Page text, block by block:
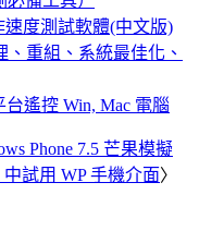
速度測試軟體(中文版)
、重組、系統最佳化、
遙控 Win, Mac 電腦
Phone 7.5 芒果模擬
試用 WP 手機介面〉